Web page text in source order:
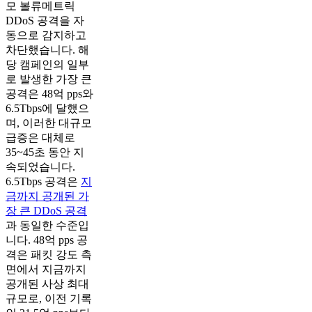
모 볼류메트릭
DDoS 공격을 자
동으로 감지하고
차단했습니다. 해
당 캠페인의 일부
로 발생한 가장 큰
공격은 48억 pps와
6.5Tbps에 달했으
며, 이러한 대규모
급증은 대체로
35~45초 동안 지
속되었습니다.
6.5Tbps 공격은 지
금까지 공개된 가
장 큰 DDoS 공격
과 동일한 수준입
니다. 48억 pps 공
격은 패킷 강도 측
면에서 지금까지
공개된 사상 최대
규모로, 이전 기록